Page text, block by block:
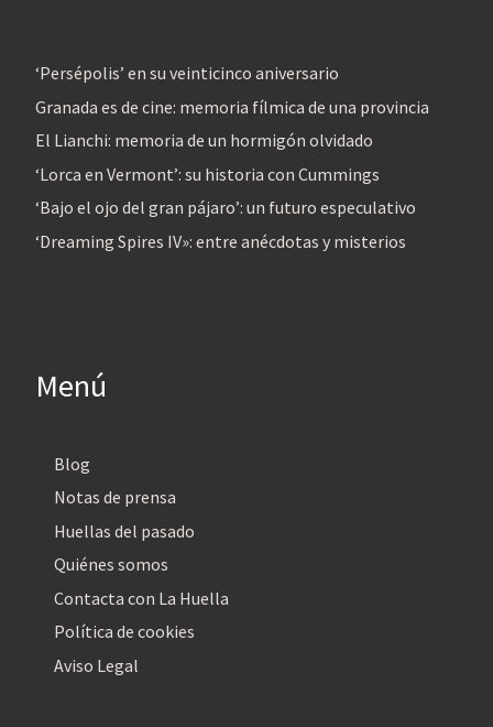
‘Persépolis’ en su veinticinco aniversario
Granada es de cine: memoria fílmica de una provincia
El Lianchi: memoria de un hormigón olvidado
‘Lorca en Vermont’: su historia con Cummings
‘Bajo el ojo del gran pájaro’: un futuro especulativo
‘Dreaming Spires IV»: entre anécdotas y misterios
Menú
Blog
Notas de prensa
Huellas del pasado
Quiénes somos
Contacta con La Huella
Política de cookies
Aviso Legal